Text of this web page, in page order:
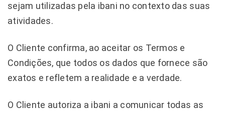
sejam utilizadas pela ibani no contexto das suas
atividades.
O Cliente confirma, ao aceitar os Termos e
Condições, que todos os dados que fornece são
exatos e refletem a realidade e a verdade.
O Cliente autoriza a ibani a comunicar todas as